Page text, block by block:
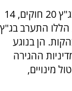
כזכור, בשני העשורים האחרונים פסל בג"ץ 20 חוקים, 14
הללו התערב בג"ץ
הן בנוגע
ההגירה
מינויים,